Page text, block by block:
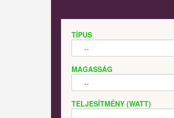
TÍPUS
MAGASSÁG
TELJESÍTMÉNY (WATT)